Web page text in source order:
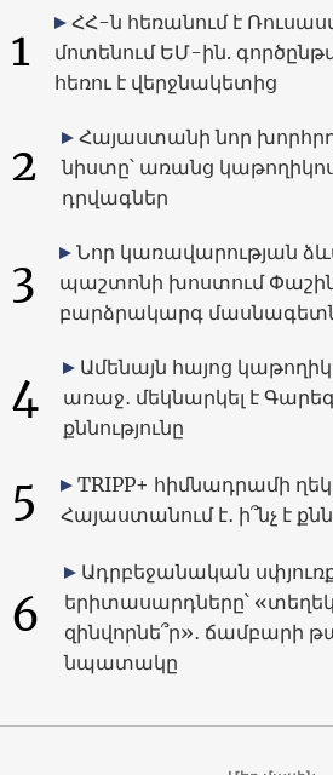
1
ՀՀ-ն հեռանում է
մոտենում ԵՄ-ին.
հեռու է վերջնակետից
2
Հայաստանի նոր
նիստը՝ առանց
դրվագներ
3
Նոր կառավարության
պաշտոնի խոստում
բարձրակարգ
4
Ամենայն հայոց
առաջ․ մեկնարկել է
քննությունը
5
TRIPP+ հիմնադրամի
Հայաստանում է․ ի՞նչ է
6
Ադրբեջանական
երիտասարդները՝
զինվորնե՞ր»․ ճամբարի
նպատակը